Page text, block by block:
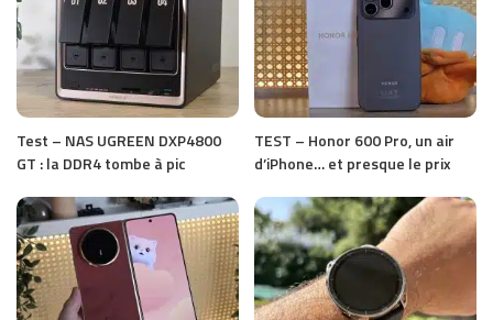
Test – NAS UGREEN DXP4800
GT : la DDR4 tombe à pic
TEST – Honor 600 Pro, un air
d’iPhone… et presque le prix